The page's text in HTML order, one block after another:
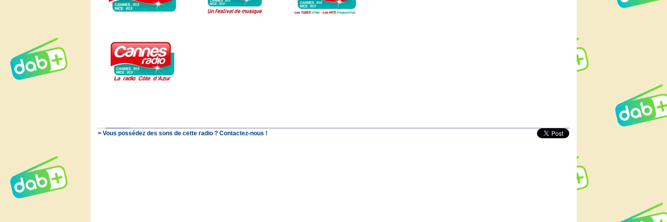
> Vous possédez des sons de cette radio ? Contactez-nous !